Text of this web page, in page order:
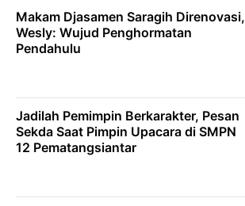
Makam Djasamen Saragih Direnovasi,
Wesly: Wujud Penghormatan
Pendahulu
Jadilah Pemimpin Berkarakter, Pesan
Sekda Saat Pimpin Upacara di SMPN
12 Pematangsiantar